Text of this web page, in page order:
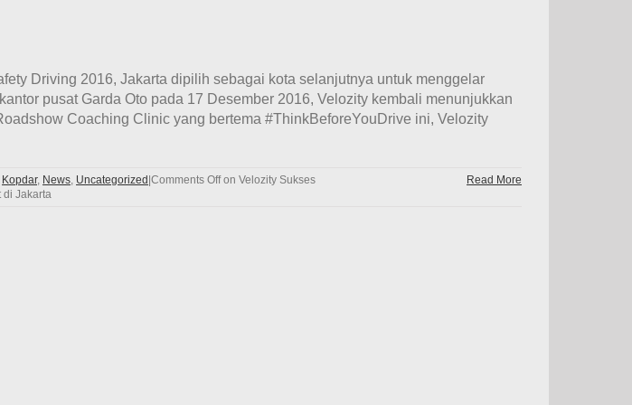
Driving 2016, Jakarta dipilih sebagai kota selanjutnya untuk menggelar
pusat Garda Oto pada 17 Desember 2016, Velozity kembali menunjukkan
Coaching Clinic yang bertema #ThinkBeforeYouDrive ini, Velozity
Kopdar, News, Uncategorized Comments Offon Velozity Sukses
di Jakarta
Read More